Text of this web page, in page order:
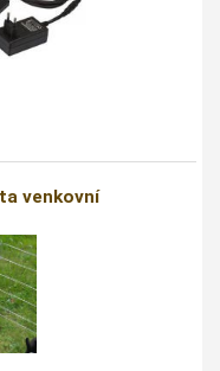
venkovní